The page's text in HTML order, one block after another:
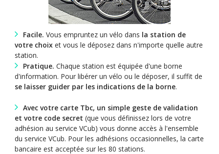
Facile. Vous empruntez un vélo dans la station de
votre choix et vous le déposez dans n'importe quelle autre
station.
Pratique. Chaque station est équipée d'une borne
d'information. Pour libérer un vélo ou le déposer, il suffit de
se laisser guider par les indications de la borne.
Avec votre carte Tbc, un simple geste de validation
et votre code secret (que vous définissez lors de votre
adhésion au service VCub) vous donne accès à l'ensemble
du service VCub. Pour les adhésions occasionnelles, la carte
bancaire est acceptée sur les 80 stations.